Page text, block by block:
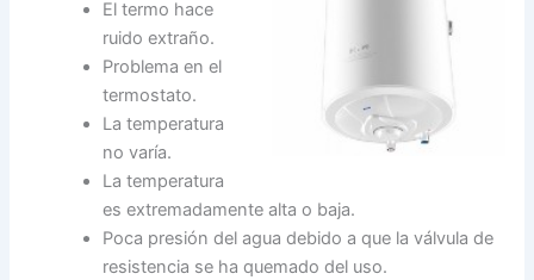
El termo hace
ruido extraño.
Problema en el
termostato.
La temperatura
no varía.
La temperatura
es extremadamente alta o baja.
Poca presión del agua debido a que la válvula de
resistencia se ha quemado del uso.